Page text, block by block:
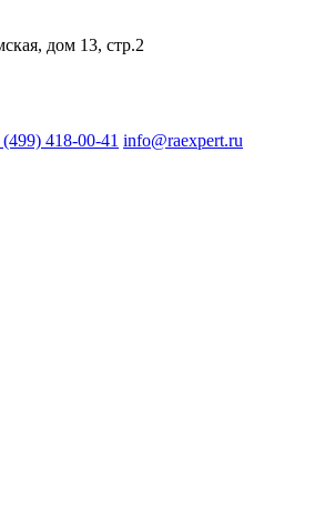
дом 13, стр.2
418-00-41 info@raexpert.ru